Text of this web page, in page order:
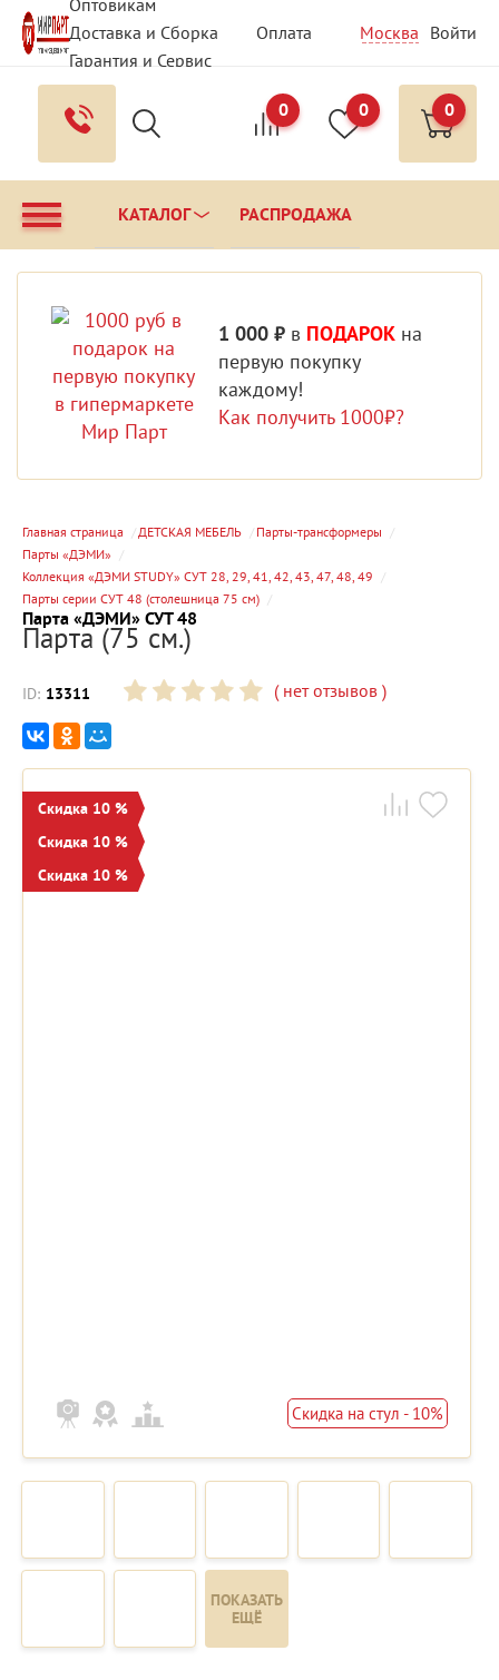
Оптовикам
Доставка и Сборка
Оплата
Гарантия и Сервис
Вопрос - Ответ
Контакты
Москва Войти
0 0 0
КАТАЛОГ РАСПРОДАЖА
1 000 ₽ в ПОДАРОК на
первую покупку
каждому!
Как получить 1000₽?
Главная страница ДЕТСКАЯ МЕБЕЛЬ
Парты-трансформеры
Парты «ДЭМИ»
Коллекция «ДЭМИ STUDY» СУТ 28, 29, 41, 42, 43, 47, 48, 49
Парты серии СУТ 48 (столешница 75 см)
Парта «ДЭМИ» СУТ 48
Парта (75 см.)
ID: 13311 (нет отзывов )
Скидка 10 %
Скидка 10 %
Скидка 10 %
Скидка на стул - 10%
ПОКАЗАТЬ
ЕЩЁ